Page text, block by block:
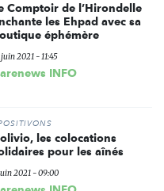
Comptoir de l’Hirondelle
les Ehpad avec sa
éphémère
juin 2021 - 11:45
INFO
les colocations
pour les aînés
2021 - 09:00